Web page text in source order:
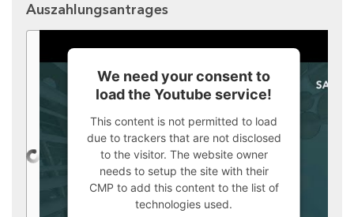
Auszahlungsantrages
We need your consent to
load the Youtube service!
This content is not permitted to load
due to trackers that are not disclosed
to the visitor. The website owner
needs to setup the site with their
CMP to add this content to the list of
technologies used.